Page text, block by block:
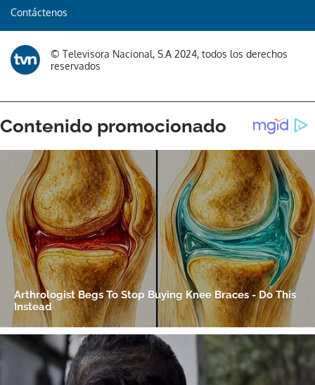
Contáctenos
© Televisora Nacional, S.A 2024, todos los derechos
reservados